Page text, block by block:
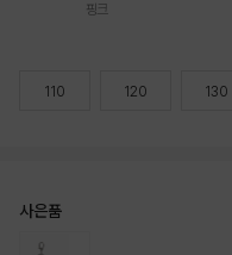
핑크
110 120 130
사은품